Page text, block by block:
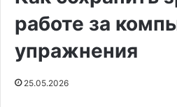
работе за
упражнения
25.05.2026